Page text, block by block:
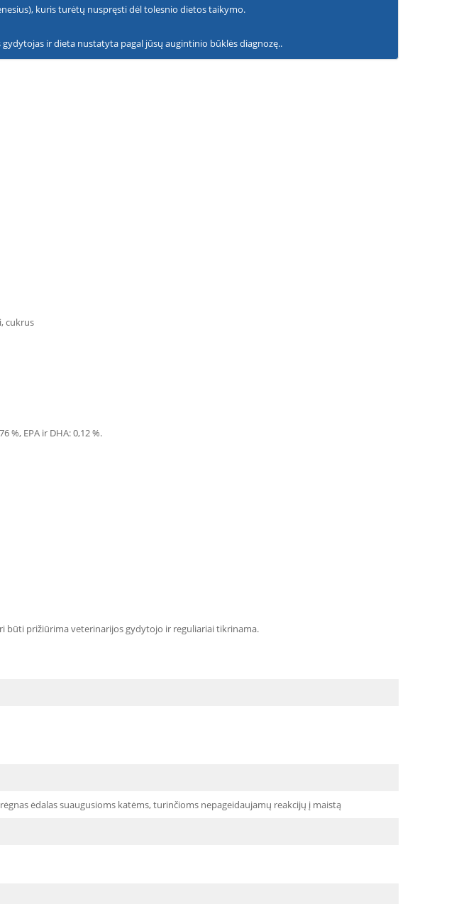
kuris turėtų nuspręsti dėl tolesnio dietos taikymo.
ir dieta nustatyta pagal jūsų augintinio būklės diagnozę..
cukrus
%, EPA ir DHA: 0,12 %.
prižiūrima veterinarijos gydytojo ir reguliariai tikrinama.
ėdalas suaugusioms katėms, turinčioms nepageidaujamų reakcijų į maistą